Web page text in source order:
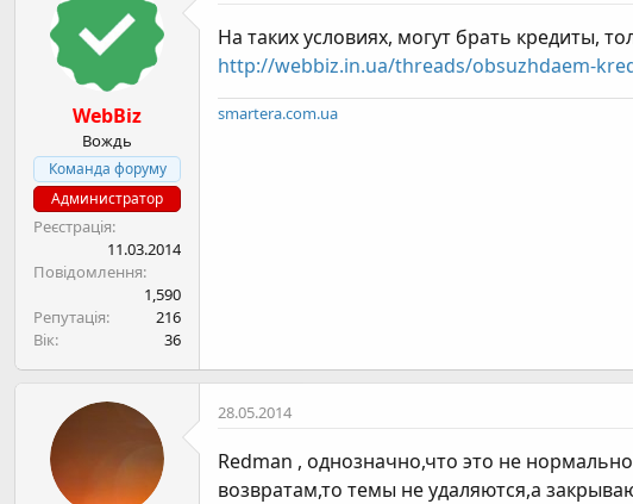
11й займ: 1000 WMZ 9,5% 17дн;
12й займ: 1200 WMZ 8,8% 17дн;
14й займ: 1390 WMZ 6,8% 17дн;
за каждый день пользования лимитом.
20-й лимит открывается на постоянной основе
WebBiz
Вождь
Команда форуму
Администратор
Реєстрація
11.03.2014
Повідомлення
1,590
Репутація
216
Вік
36
На таких условиях, могут брать кредиты,
http://webbiz.in.ua/threads/obsuzhdaem-
smartera.com.ua
28.05.2014
Redman , однозначно,что это не
возвратам,то темы не удаляются,а